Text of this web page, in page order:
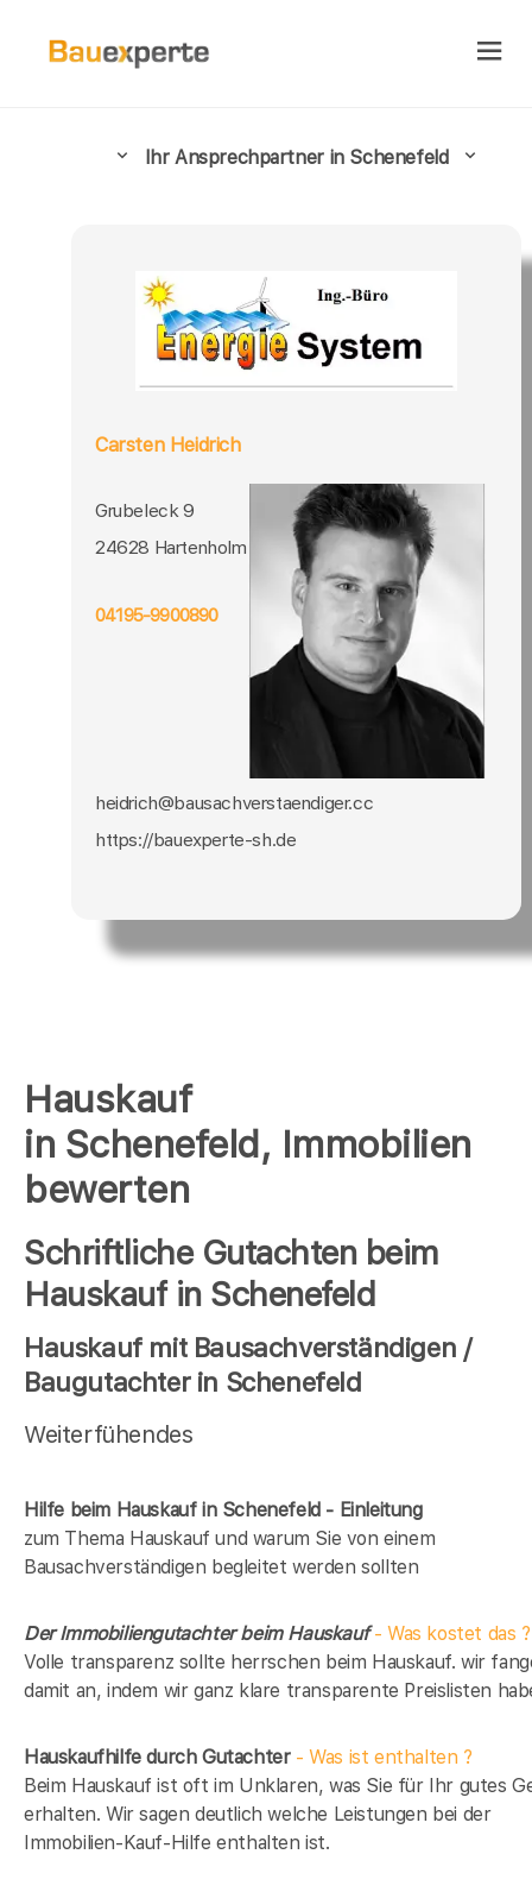
Hauskauf
in Schenefeld, Immobilien
bewerten
Schriftliche Gutachten beim
Hauskauf in Schenefeld
Hauskauf mit Bausachverständigen /
Baugutachter in Schenefeld
Weiterfühendes
Hilfe beim Hauskauf in Schenefeld - Einleitung
zum Thema Hauskauf und warum Sie von einem
Bausachverständigen begleitet werden sollten
Der Immobiliengutachter beim Hauskauf- Was kostet das ?
Volle transparenz sollte herrschen beim Hauskauf. wir
damit an, indem wir ganz klare transparente Preislisten
Hauskaufhilfe durch Gutachter- Was ist enthalten ?
Beim Hauskauf ist oft im Unklaren, was Sie für Ihr gutes
erhalten. Wir sagen deutlich welche Leistungen bei der
Immobilien-Kauf-Hilfe enthalten ist.
Ihr Ansprechpartner in Schenefeld
Carsten Heidrich
Grubeleck 9
24628 Hartenholm
04195-9900890
heidrich@bausachverstaendiger.cc
https://bauexperte-sh.de